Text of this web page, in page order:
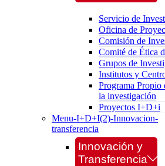
Servicio de
Oficina de
Comisión de
Comité de Ética
Grupos de
Institutos y
Programa Propio
la investigación
Proyectos I+D+i
Menu-I+D+I(2)-Innovacion-
transferencia
Innovación y
Transferencia